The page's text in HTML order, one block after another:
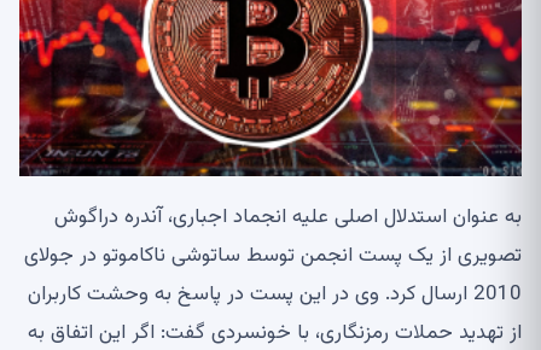
به عنوان استدلال اصلی علیه انجماد اجباری، آندره دراگوش
تصویری از یک پست انجمن توسط ساتوشی ناکاموتو در جولای
2010 ارسال کرد. وی در این پست در پاسخ به وحشت کاربران
از تهدید حملات رمزنگاری، با خونسردی گفت: اگر این اتفاق به